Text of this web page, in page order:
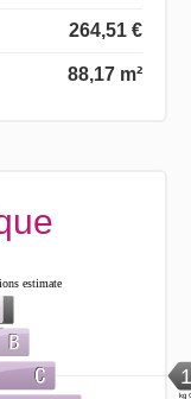
264,51 €
88,17 m²